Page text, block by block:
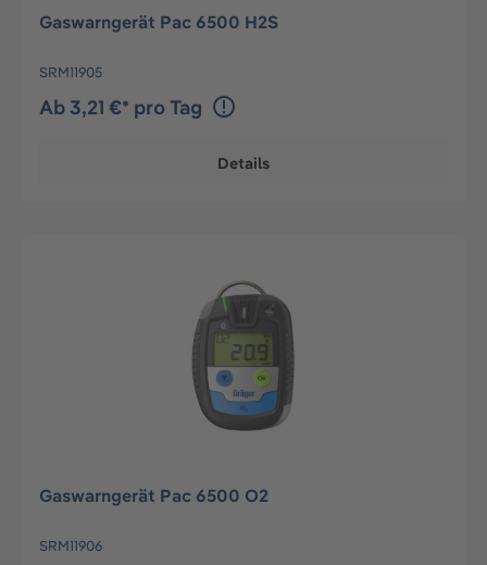
Gaswarngerät Pac 6500 H2S
SRM11905
Ab 3,21 €* pro Tag
Details
Gaswarngerät Pac 6500 O2
SRM11906